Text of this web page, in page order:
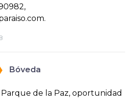
Bóveda
de la Paz, oportunidad